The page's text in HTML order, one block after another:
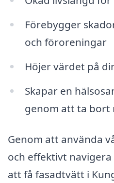
Förebygger
och föroreningar
Höjer värdet på
Skapar en
genom att ta bort
Genom att använda
och effektivt
att få fasadtvätt i